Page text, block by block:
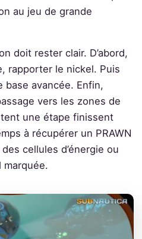
au jeu de grande
doit rester clair. D’abord,
rapporter le nickel. Puis
base avancée. Enfin,
vers les zones de
une étape finissent
à récupérer un PRAWN
cellules d’énergie ou
marquée.